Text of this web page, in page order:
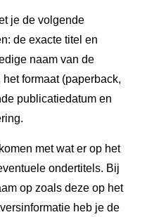
je de volgende
de exacte titel en
naam van de
formaat (paperback,
publicatiedatum en
met wat er op het
ondertitels. Bij
op zoals deze op het
heb je de